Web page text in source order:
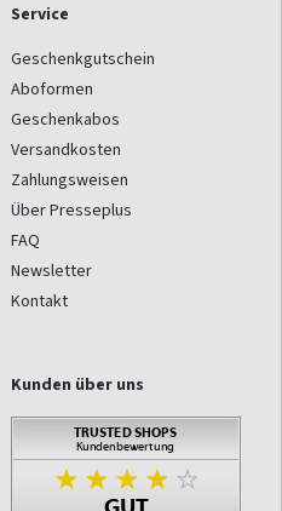
Service
Geschenkgutschein
Aboformen
Geschenkabos
Versandkosten
Zahlungsweisen
Über Presseplus
FAQ
Newsletter
Kontakt
Kunden über uns